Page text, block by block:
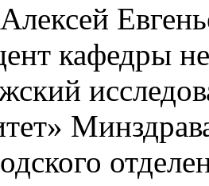
кафедры